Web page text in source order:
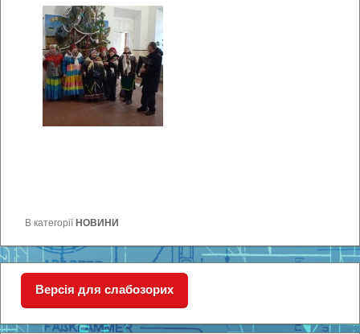
В категоріїНОВИНИ
Версія для слабозорих